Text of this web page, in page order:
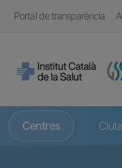
Top header
Portal de transparència
Navegació
Centres